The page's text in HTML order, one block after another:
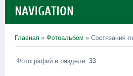
NAVIGATION
Главная » Фотоальбом » Состязания
Фотографий в разделе: 33